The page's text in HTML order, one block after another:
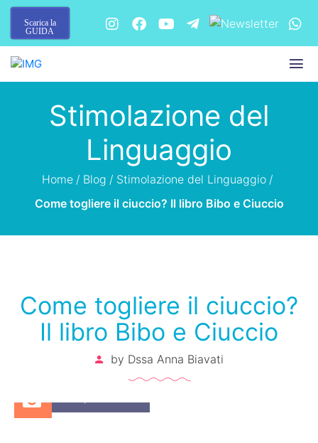
Scarica la
GUIDA
Stimolazione del
Linguaggio
Home / Blog / Stimolazione del Linguaggio /
Come togliere il ciuccio? Il libro Bibo e Ciuccio
Come togliere il ciuccio?
Il libro Bibo e Ciuccio
by Dssa Anna Biavati